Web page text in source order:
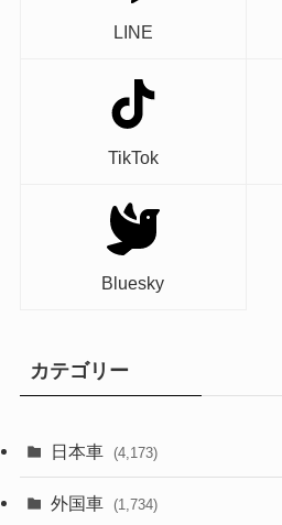
LINE
TikTok
Bluesky
カテゴリー
日本車 (4,173)
(1,321)
外国車 (1,734)